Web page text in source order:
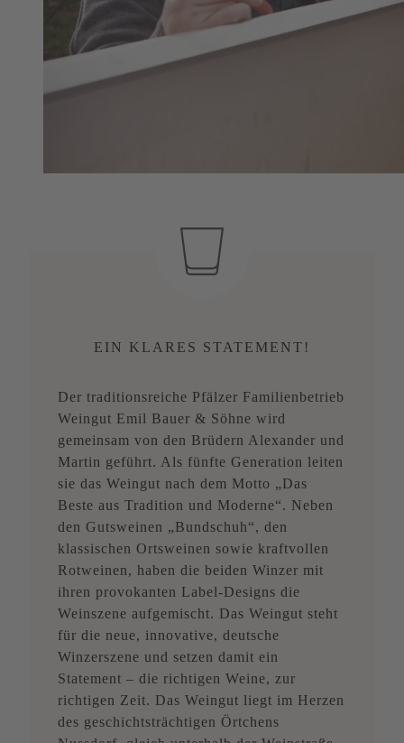
EIN KLARES STATEMENT!
Der traditionsreiche Pfälzer Familienbetrieb
Weingut Emil Bauer & Söhne wird
gemeinsam von den Brüdern Alexander und
Martin geführt. Als fünfte Generation leiten
sie das Weingut nach dem Motto „Das
Beste aus Tradition und Moderne“. Neben
den Gutsweinen „Bundschuh“, den
klassischen Ortsweinen sowie kraftvollen
Rotweinen, haben die beiden Winzer mit
ihren provokanten Label-Designs die
Weinszene aufgemischt. Das Weingut steht
für die neue, innovative, deutsche
Winzerszene und setzen damit ein
Statement – die richtigen Weine, zur
richtigen Zeit. Das Weingut liegt im Herzen
des geschichtsträchtigen Örtchens